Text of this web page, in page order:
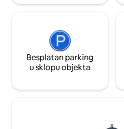
Besplatan parking
u sklopu objekta